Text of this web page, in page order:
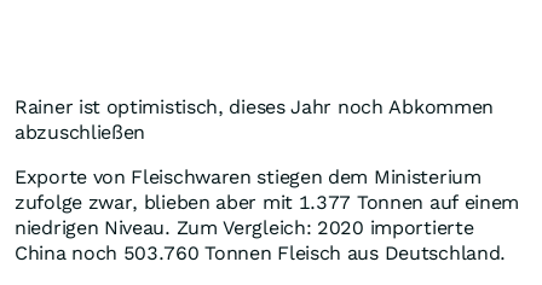
Rainer ist optimistisch, dieses Jahr noch Abkommen
abzuschließen
Exporte von Fleischwaren stiegen dem Ministerium
zufolge zwar, blieben aber mit 1.377 Tonnen auf einem
niedrigen Niveau. Zum Vergleich: 2020 importierte
China noch 503.760 Tonnen Fleisch aus Deutschland.